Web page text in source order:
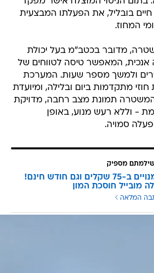
חיים בובליל, את הפעלתו המבצעית
המחוז.
מדובר בכטב"מ בעל יכולת
אנכית, המאפשר טיסה לטווחים של
ולמשך מספר שעות. המערכת
חוזי מתקדמות ביום ובלילה, ומיועדת
תמונת מצב רחבה, מדויקת
- וללא רעש מנוע, באופן
סמויה.
שילמתם מספיק
3 מנויים ב-75 שקלים וגם חודש חינם!
מובייל חוסכת המון
המלאה